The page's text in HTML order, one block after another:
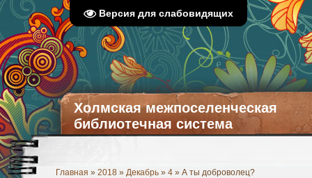
Версия для слабовидящих
Холмская межпоселенческая
библиотечная система
Главная » 2018 » Декабрь » 4 » А ты доброволец?